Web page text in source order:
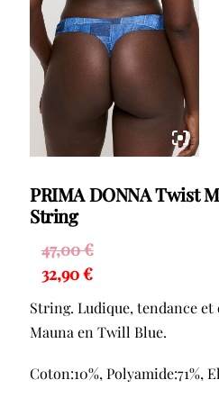
PRIMA DONNA Twist
String
47,00€
32,90€
String. Ludique, tendance
Mauna en Twill Blue.
Coton:10%, Polyamide:71%,